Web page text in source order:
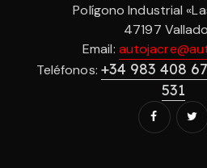
Polígono Industrial
47197
Email:
Teléfonos: +34 983 408
531